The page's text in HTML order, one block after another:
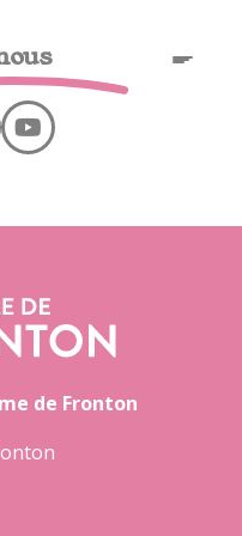
de Fronton